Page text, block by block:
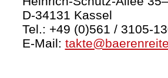
D-34131 Kassel
Tel.: +49 (0)561 / 3105-
E-Mail: